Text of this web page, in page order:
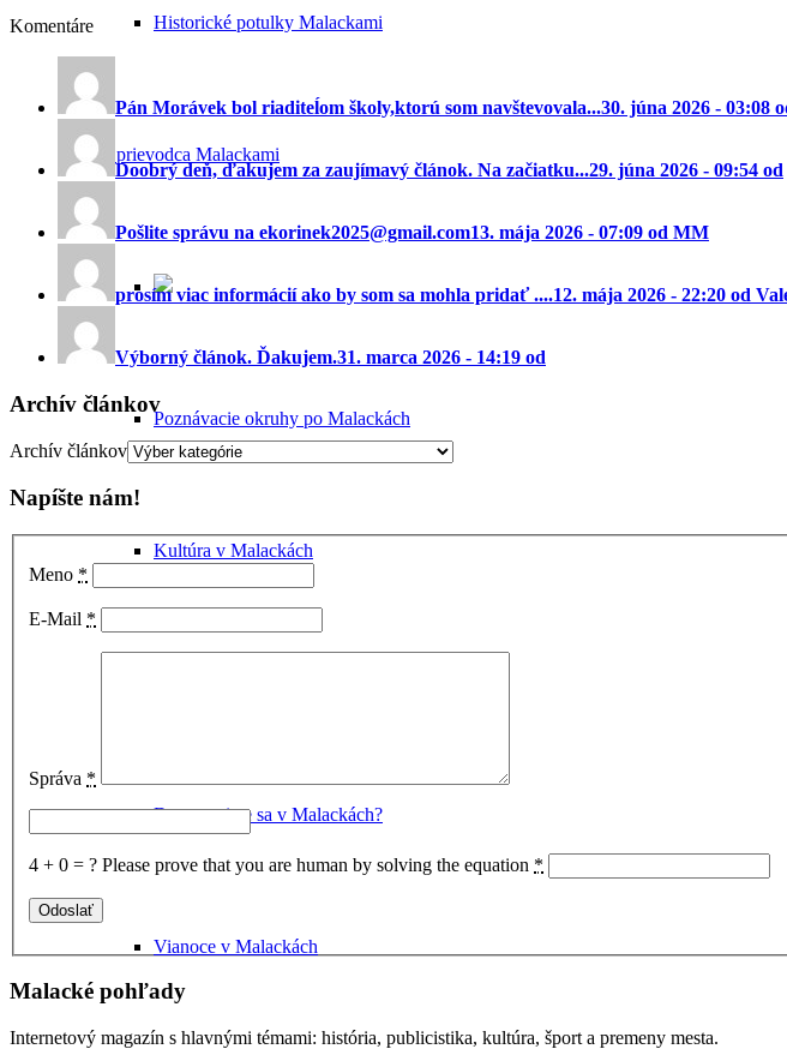
Historické potulky Malackami
Sprievodca Malackami
Poznávacie okruhy po Malackách
Kultúra v Malackách
Dorozumiete sa v Malackách?
Vianoce v Malackách
Komentáre
Pán Morávek bol riaditeĺom školy,ktorú som navštevovala...30. júna 2026 - 03:08
Doobrý deň, ďakujem za zaujímavý článok. Na začiatku...29. júna 2026 - 09:54 od
Pošlite správu na ekorinek2025@gmail.com13. mája 2026 - 07:09 od MM
prosím viac informácií ako by som sa mohla pridať ....12. mája 2026 - 22:20 od
Výborný článok. Ďakujem.31. marca 2026 - 14:19 od
Archív článkov
Archív článkov
Napíšte nám!
Meno *
E-Mail *
Správa *
4 + 0 = ? Please prove that you are human by solving the equation *
Malacké pohľady
Internetový magazín s hlavnými témami: história, publicistika, kultúra, šport a premeny mesta.